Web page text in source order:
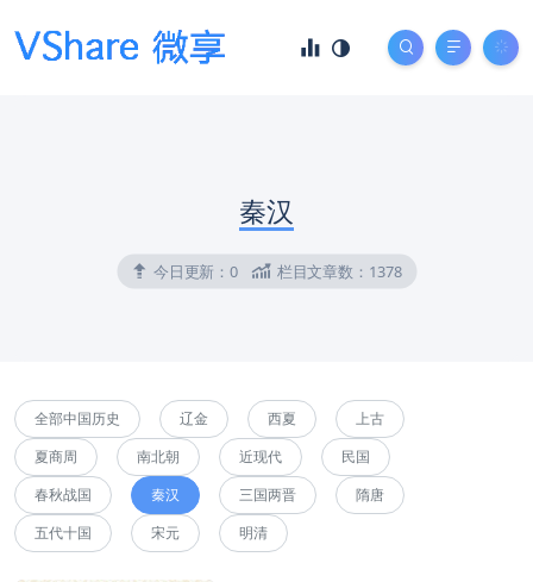
秦汉
今日更新： 0 栏目文章数： 1378
全部中国历史 辽金 西夏
上古
夏商周
南北朝 近现代
民国
春秋战国
秦汉 三国两晋
隋唐
五代十国
宋元 明清